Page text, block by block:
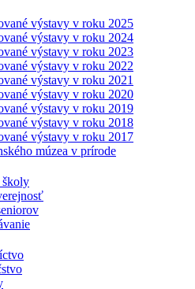
výstavy v roku 2025
výstavy v roku 2024
výstavy v roku 2023
výstavy v roku 2022
výstavy v roku 2021
výstavy v roku 2020
výstavy v roku 2019
výstavy v roku 2018
výstavy v roku 2017
múzea v prírode
školy